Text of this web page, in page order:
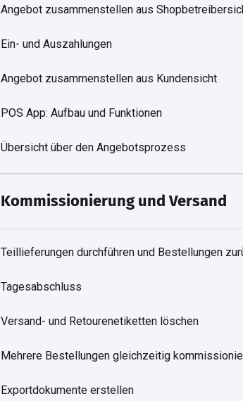
Angebot zusammenstellen aus
Ein- und Auszahlungen
Angebot zusammenstellen aus Kundensicht
POS App: Aufbau und Funktionen
Übersicht über den Angebotsprozess
Kommissionierung und Versand
Teillieferungen durchführen und Bestellungen
Tagesabschluss
Versand- und Retourenetiketten löschen
Mehrere Bestellungen gleichzeitig
Exportdokumente erstellen